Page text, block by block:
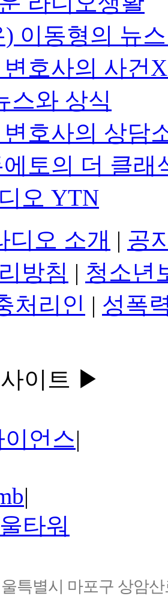
이동형의 뉴
호사의 사건
스와 상식
호사의 상담
토의 더 클래
오 YTN
디오 소개 | 공
방침 | 청소년
처리인 | 성폭
이트 ▶
언스|
|
타워
특별시 마포구 상암